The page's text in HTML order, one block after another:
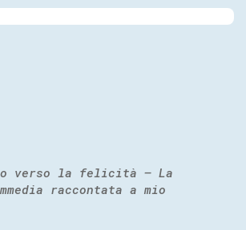
verso la felicità – La
raccontata a mio